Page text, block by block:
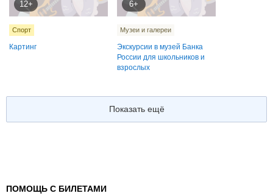
12+
Спорт
Картинг
6+
Музеи и галереи
Экскурсии в музей Банка
России для школьников и
взрослых
Показать ещё
ПОМОЩЬ С БИЛЕТАМИ